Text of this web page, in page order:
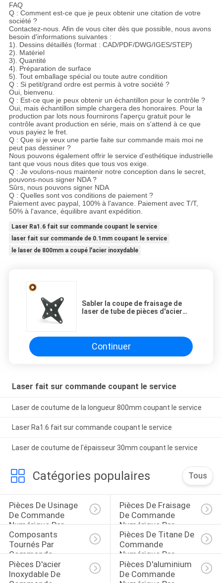
FAQ
Q : Comment est-ce que je peux obtenir une citation de votre
société ?
Contactez-nous. Afin de vous citer dès que possible, nous avons
besoin d'informations suivantes :
1). Dessins détaillés (format : CAD/PDF/DWG/IGES/STEP)
2). Matériel
3). Quantité
4). Préparation de surface
5). Tout emballage spécial ou toute autre condition
Q : Si petit/grand ordre est permis à votre société ?
Oui, bienvenu.
Q : Est-ce que je peux obtenir un échantillon pour le contrôle ?
Oui, mais échantillon simple chargera des honoraires. Pour la
production par lots nous fournirons l'aperçu gratuit pour le
contrôle avant production en série, mais on s'attend à ce que
vous payiez le fret.
Q : Que si je veux une partie faite sur commande mais moi ne
peut pas dessiner ?
Nous pouvons également offrir le service d'esthétique industrielle
tant que vous nous dites que tous vos exige.
Q : Je voulons-nous maintenir notre conception dans le secret,
pouvons-nous signer NDA ?
Sûrs, nous pouvons signer NDA
Q : Quelles sont vos conditions de paiement ?
Paiement avec paypal, 100% à l'avance. Paiement avec T/T,
50% à l'avance, équilibre avant expédition.
Laser Ra1.6 fait sur commande coupant le service
laser fait sur commande de 0.1mm coupant le service
le laser de 800mm a coupé l'acier inoxydable
Sabler la coupe de fraisage de
laser de tube de pièces d'acier
fabrication
Continuer
Laser fait sur commande coupant le service
Laser de coutume de la longueur 800mm coupant le service
Laser Ra1.6 fait sur commande coupant le service
Laser de coutume de l'épaisseur 30mm coupant le service
Catégories populaires Tous
Pièces De Usinage
De Commande
Numérique Par
Ordinateur
Pièces De Fraisage
De Commande
Numérique Par
Ordinateur
Composants
Tournés Par
Commande
Numérique Par
Ordinateur
Pièces De Titane De
Commande
Numérique Par
Ordinateur
Pièces D'acier
Inoxydable De
Pièces D'aluminium
De Commande